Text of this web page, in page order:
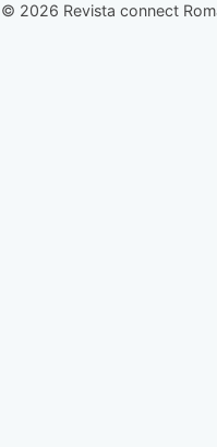
© 2026 Revista connect